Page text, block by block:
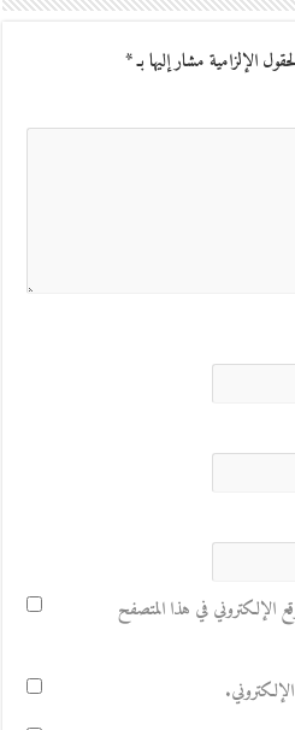
الإلزامية مشار إليها بـ*
الإلكتروني في هذا المتصفح